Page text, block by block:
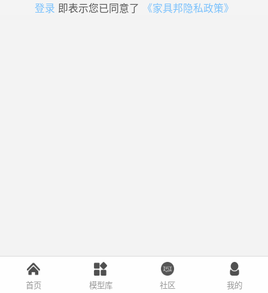
登录 即表示您已同意了 《家具邦隐私政策》
首页 模型库 社区 我的